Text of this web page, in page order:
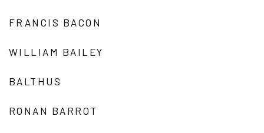
FRANCIS BACON
WILLIAM BAILEY
BALTHUS
RONAN BARROT